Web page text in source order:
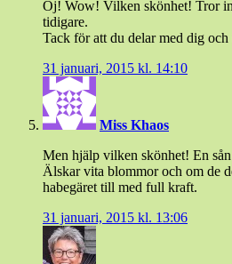
Oj! Wow! Vilken skönhet! Tror
tidigare.
Tack för att du delar med dig
31 januari, 2015 kl. 14:10
Miss Khaos
Men hjälp vilken skönhet! En
Älskar vita blommor och om de
habegäret till med full kraft.
31 januari, 2015 kl. 13:06